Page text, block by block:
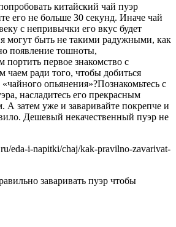
китайский чай пуэр
его не больше 30 секунд. Иначе чай
с непривычки его вкус будет
могут быть не такими радужными, как
появление тошноты,
портить первое знакомство с
чаем ради того, чтобы добиться
опьянения»?Познакомьтесь с
насладитесь его прекрасным
А затем уже и заваривайте покрепче и
Дешевый некачественный пуэр не
eda-i-napitki/chaj/kak-pravilno-zavarivat-
заваривать пуэр чтобы